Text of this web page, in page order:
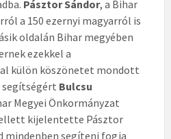
Pásztor Sándor, a Bihar
a 150 ezernyi magyarról is
oldalán Bihar megyében
ezekkel a
külön köszönetet mondott
Bulcsu
Megyei Önkormányzat
kijelentette Pásztor
mindenben segíteni fogja